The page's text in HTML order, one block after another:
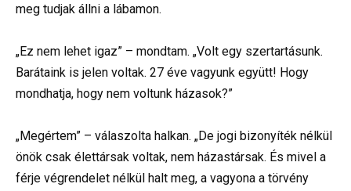
meg tudjak állni a lábamon.
„Ez nem lehet igaz” – mondtam. „Volt egy szertartásunk.
Barátaink is jelen voltak. 27 éve vagyunk együtt! Hogy
mondhatja, hogy nem voltunk házasok?”
„Megértem” – válaszolta halkan. „De jogi bizonyíték nélkül
önök csak élettársak voltak, nem házastársak. És mivel a
férje végrendelet nélkül halt meg, a vagyona a törvény